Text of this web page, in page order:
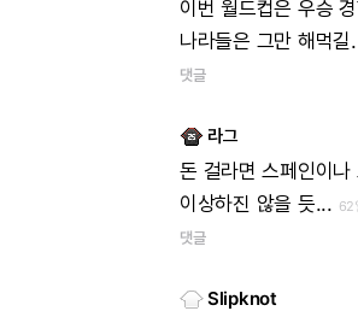
이번 월드컵은 우승
나라들은 그만 해먹길
댓글
라그
돈 걸라면 스페인이나
이상하진 않을 듯... 62
댓글
Slipknot